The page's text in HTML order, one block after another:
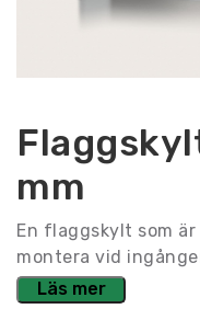
mm
En flaggskylt som
montera vid
Läs mer